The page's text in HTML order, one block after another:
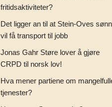
fritidsaktiviteter?
Det ligger an til at Stein-Oves sønn
vil få transport til jobb
Jonas Gahr Støre lover å gjøre
CRPD til norsk lov!
Hva mener partiene om
tjenester?